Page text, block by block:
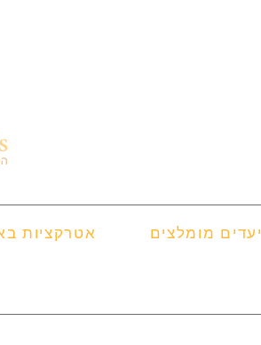
יעדים מומלצים אטרקציות